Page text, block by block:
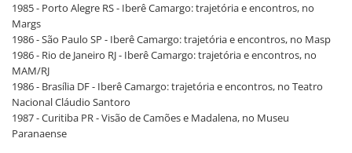
1985 - Porto Alegre RS - Iberê Camargo: trajetória e encontros, no
Margs
1986 - São Paulo SP - Iberê Camargo: trajetória e encontros, no Masp
1986 - Rio de Janeiro RJ - Iberê Camargo: trajetória e encontros, no
MAM/RJ
1986 - Brasília DF - Iberê Camargo: trajetória e encontros, no Teatro
Nacional Cláudio Santoro
1987 - Curitiba PR - Visão de Camões e Madalena, no Museu
Paranaense